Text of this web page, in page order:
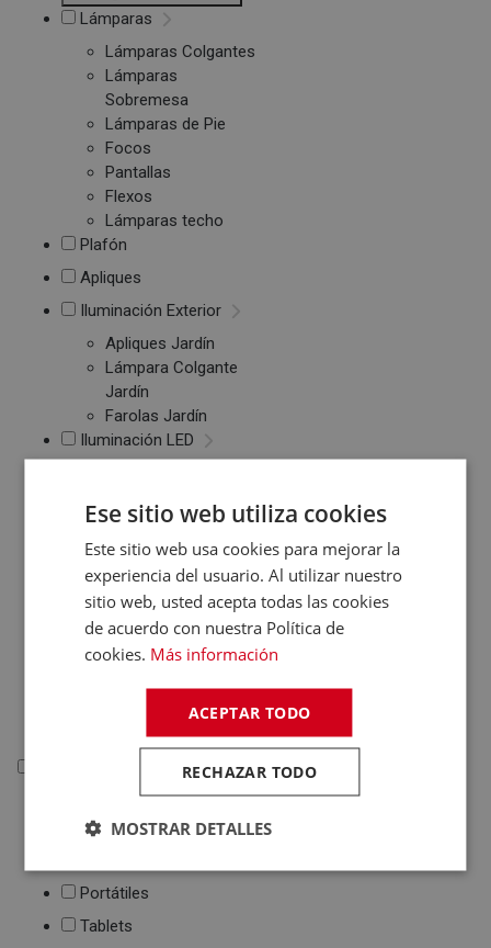
Lámparas
Lámparas Colgantes
Lámparas
Sobremesa
Lámparas de Pie
Focos
Pantallas
Flexos
Lámparas techo
Plafón
Apliques
Iluminación Exterior
Apliques Jardín
Lámpara Colgante
Jardín
Farolas Jardín
Iluminación LED
Bombillas
Accesorios Iluminación
Confort
Mantas Eléctricas
Calientacamas
Eléctricas
Portátiles
Tablets
Ese sitio web utiliza cookies
Este sitio web usa cookies para mejorar la
experiencia del usuario. Al utilizar nuestro
sitio web, usted acepta todas las cookies
de acuerdo con nuestra Política de
cookies. Más información
ACEPTAR TODO
RECHAZAR TODO
MOSTRAR DETALLES